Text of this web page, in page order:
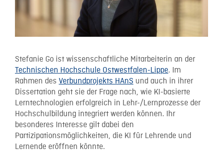
Stefanie Go ist wissenschaftliche Mitarbeiterin an der
Technischen Hochschule Ostwestfalen-Lippe. Im
Rahmen des Verbundprojekts HAnS und auch in ihrer
Dissertation geht sie der Frage nach, wie KI-basierte
Lerntechnologien erfolgreich in Lehr-/Lernprozesse der
Hochschulbildung integriert werden können. Ihr
besonderes Interesse gilt dabei den
Partizipationsmöglichkeiten, die KI für Lehrende und
Lernende eröffnen könnte.